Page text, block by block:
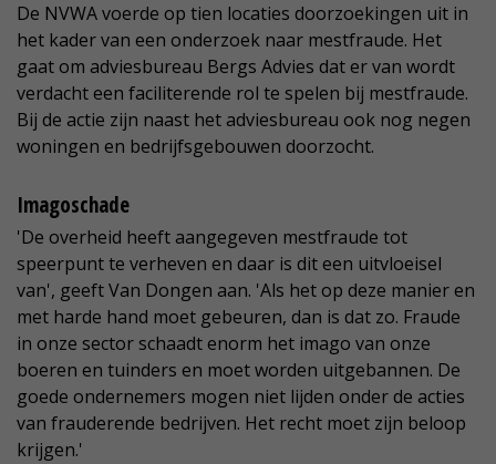
De NVWA voerde op tien locaties doorzoekingen uit in
het kader van een onderzoek naar mestfraude. Het
gaat om adviesbureau Bergs Advies dat er van wordt
verdacht een faciliterende rol te spelen bij mestfraude.
Bij de actie zijn naast het adviesbureau ook nog negen
woningen en bedrijfsgebouwen doorzocht.
Imagoschade
'De overheid heeft aangegeven mestfraude tot
speerpunt te verheven en daar is dit een uitvloeisel
van', geeft Van Dongen aan. 'Als het op deze manier en
met harde hand moet gebeuren, dan is dat zo. Fraude
in onze sector schaadt enorm het imago van onze
boeren en tuinders en moet worden uitgebannen. De
goede ondernemers mogen niet lijden onder de acties
van frauderende bedrijven. Het recht moet zijn beloop
krijgen.'